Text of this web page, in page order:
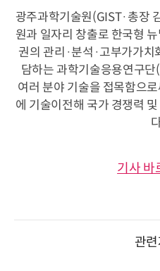
광주과학기술원(GIST·총장
원과 일자리 창출로 한국형
권의 관리·분석·고부가가치
담하는 과학기술응용연구
여러 분야 기술을 접목함으
에 기술이전해 국가 경쟁력
기사 바
관